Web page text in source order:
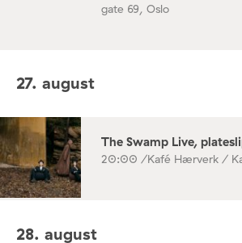
gate 69, Oslo
27. august
The Swamp Live,
20:00 /Kafé Hærverk /
28. august